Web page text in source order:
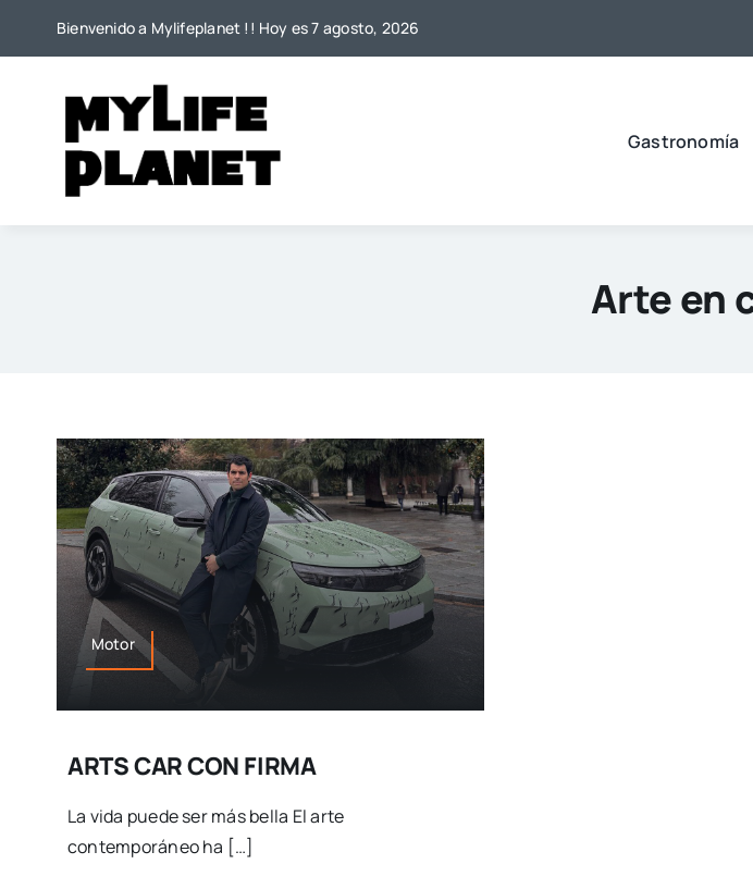
Bienvenido a Mylifeplanet !! Hoy es 7 agosto, 2026
Gastronomía
Arte en
Motor
ARTS CAR CON FIRMA
La vida puede ser más bella El arte
contemporáneo ha […]